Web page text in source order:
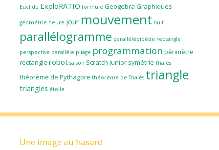
Euclide ExploRATIO formule Geogebra Graphiques
géométrie heure jour mouvement nuit
parallélogramme parallélépipède rectangle
perspective parallèle pliage programmation périmètre
rectangle robot saison Scratch junior symétrie Thalès
théorème de Pythagore théorème de Thalès triangle
triangles étoile
Une image au hasard